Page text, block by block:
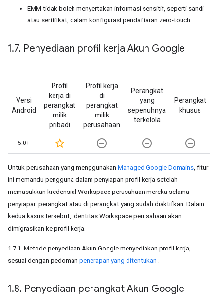
EMM tidak boleh menyertakan informasi sensitif, seperti sandi
atau sertifikat, dalam konfigurasi pendaftaran zero-touch.
1.7. Penyediaan profil kerja Akun Google
Versi
Android
Profil
kerja di
perangkat
milik
pribadi
Profil kerja
di
perangkat
milik
perusahaan
Perangkat
yang
sepenuhnya
terkelola
Perangkat
khusus
5.0+ star_border remove_circle_outline remove_circle_outline remove_circle_outline
Untuk perusahaan yang menggunakan Managed Google Domains, fitur
ini memandu pengguna dalam penyiapan profil kerja setelah
memasukkan kredensial Workspace perusahaan mereka selama
penyiapan perangkat atau di perangkat yang sudah diaktifkan. Dalam
kedua kasus tersebut, identitas Workspace perusahaan akan
dimigrasikan ke profil kerja.
1.7.1. Metode penyediaan Akun Google menyediakan profil kerja,
sesuai dengan pedoman penerapan yang ditentukan .
1.8. Penyediaan perangkat Akun Google